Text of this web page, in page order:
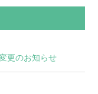
更のお知らせ